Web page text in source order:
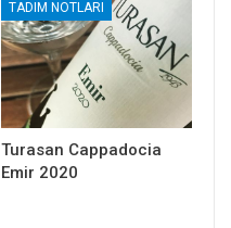
TADIM NOTLARI
Turasan Cappadocia
Emir 2020